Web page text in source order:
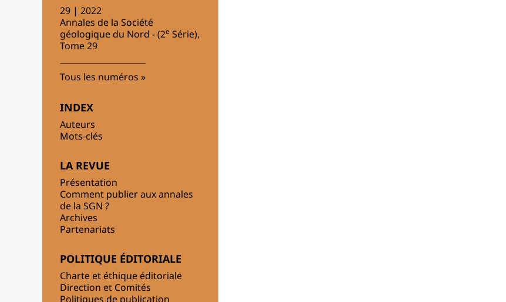
29 | 2022
Annales de la Société
géologique du Nord - (2e Série),
Tome 29
Tous les numéros
INDEX
Auteurs
Mots-clés
LA REVUE
Présentation
Comment publier aux annales
de la SGN ?
Archives
Partenariats
POLITIQUE ÉDITORIALE
Charte et éthique éditoriale
Direction et Comités
Politiques de publication